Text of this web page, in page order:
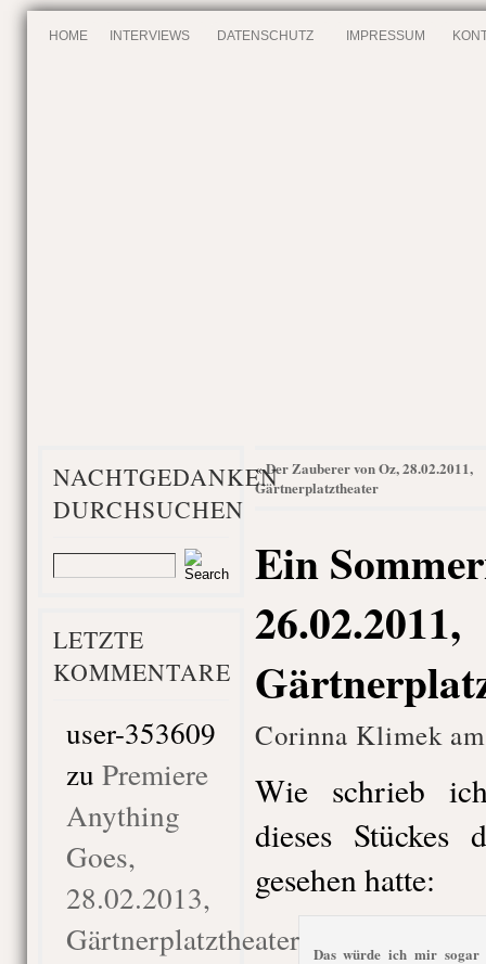
HOME INTERVIEWS DATENSCHUTZ IMPRESSUM
NACHTGEDANKEN
DURCHSUCHEN
LETZTE
KOMMENTARE
user-353609
zu Premiere
Anything
Goes,
28.02.2013,
Gärtnerplatztheater
«Der Zauberer von Oz, 28.02.2011,
Gärtnerplatztheater
Ein
26.02.2011,
Corinna Klimek
Wie schrieb
dieses
gesehen hatte:
Das würde ich mir sogar